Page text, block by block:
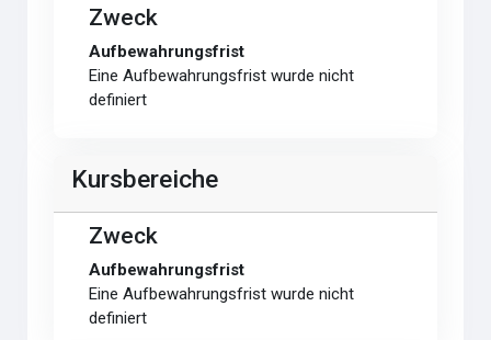
Zweck
Aufbewahrungsfrist
Eine Aufbewahrungsfrist wurde nicht
definiert
Kursbereiche
Zweck
Aufbewahrungsfrist
Eine Aufbewahrungsfrist wurde nicht
definiert